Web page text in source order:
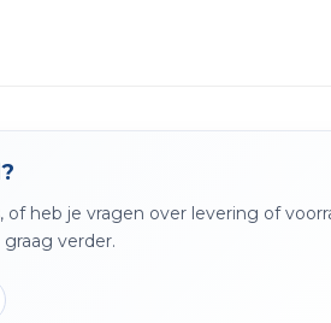
of heb je vragen over levering of
verder.